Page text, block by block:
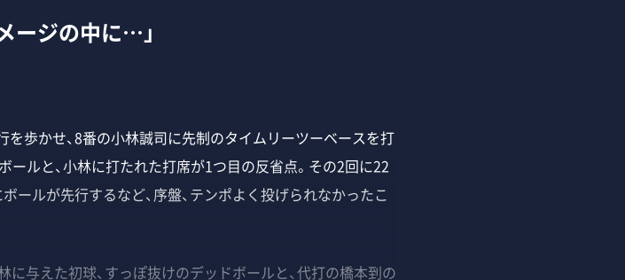
ージの中に…」
歩かせ、8番の小林誠司に先制のタイムリーツーベースを打
ールと、小林に打たれた打席が1つ目の反省点。その2回に22
ールが先行するなど、序盤、テンポよく投げられなかったこ
に与えた初球、すっぽ抜けのデッドボールと、代打の橋本到の